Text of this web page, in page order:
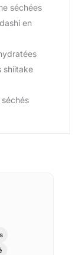
séchées
en
shiitake